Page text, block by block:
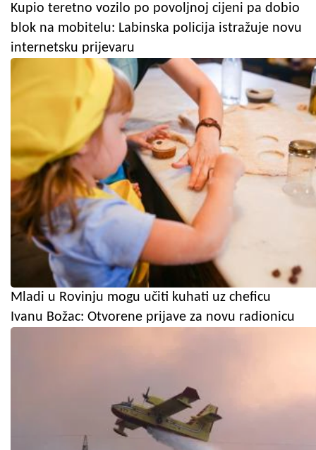
Kupio teretno vozilo po povoljnoj cijeni pa dobio
blok na mobitelu: Labinska policija istražuje novu
internetsku prijevaru
Mladi u Rovinju mogu učiti kuhati uz cheficu
Ivanu Božac: Otvorene prijave za novu radionicu